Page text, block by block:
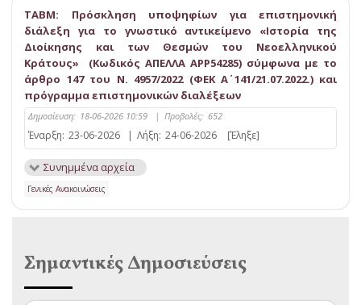
ΤΑΒΜ: Πρόσκληση υποψηφίων για επιστημονική
διάλεξη για το γνωστικό αντικείμενο «Ιστορία της
Διοίκησης και των Θεσμών του Νεοελληνικού
Κράτους» (Κωδικός ΑΠΕΛΛΑ APP54285) σύμφωνα με το
άρθρο 147 του Ν. 4957/2022 (ΦΕΚ Α΄ 141/21.07.2022.) και
πρόγραμμα επιστημονικών διαλέξεων
Δημοσίευση: 18-06-2026 10:59 | Προβολές: 652
Έναρξη: 23-06-2026 | Λήξη: 24-06-2026 [Έληξε]
Συνημμένα αρχεία
Γενικές Ανακοινώσεις
Σημαντικές Δημοσιεύσεις